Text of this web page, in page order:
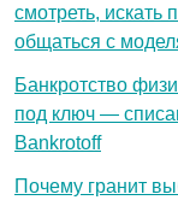
смотреть, искать
общаться с
Банкротство
под ключ —
Bankrotoff
Почему гранит